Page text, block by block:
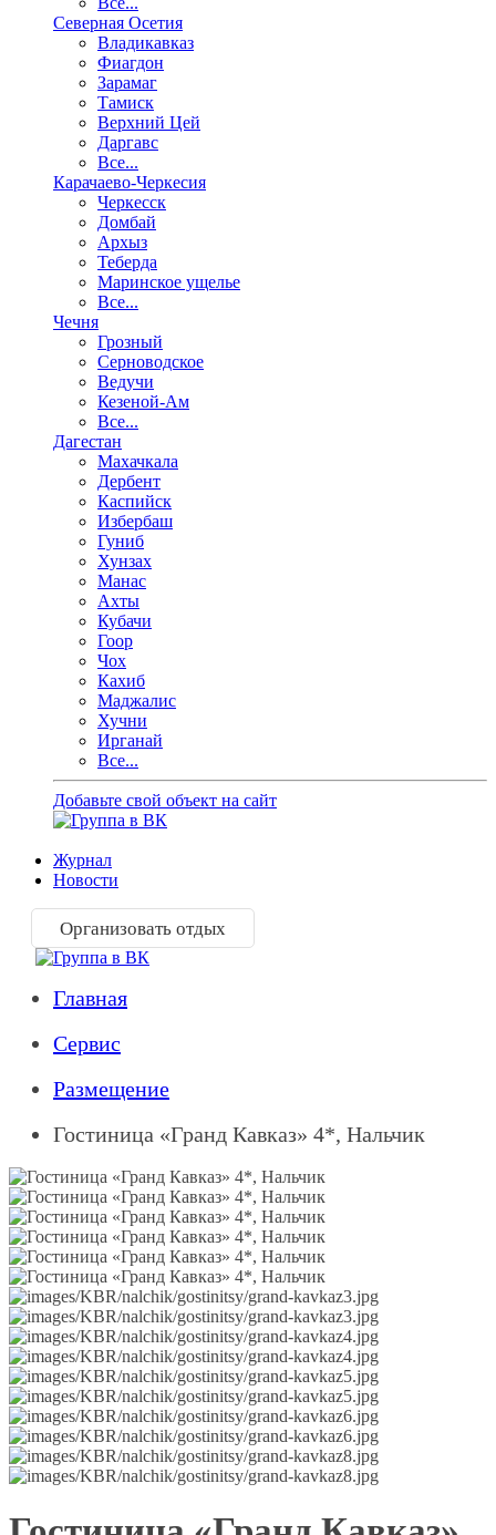
Северная Осетия
Владикавказ
Фиагдон
Зарамаг
Тамиск
Верхний Цей
Даргавс
Все...
Карачаево-Черкесия
Черкесск
Домбай
Архыз
Теберда
Маринское ущелье
Все...
Чечня
Грозный
Серноводское
Ведучи
Кезеной-Ам
Все...
Дагестан
Махачкала
Дербент
Каспийск
Избербаш
Гуниб
Хунзах
Манас
Ахты
Кубачи
Гоор
Чох
Кахиб
Маджалис
Хучни
Ирганай
Все...
Добавьте свой объект на сайт
Журнал
Новости
Организовать отдых
Главная
Сервис
Размещение
Гостиница «Гранд Кавказ» 4*, Нальчик